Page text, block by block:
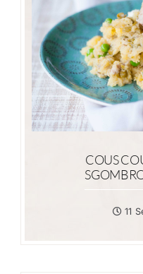
COUS
11